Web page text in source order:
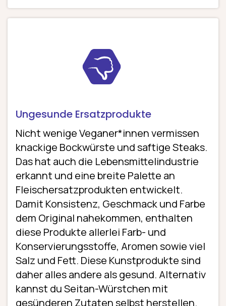
Ungesunde Ersatzprodukte
Nicht wenige Veganer*innen vermissen
knackige Bockwürste und saftige Steaks.
Das hat auch die Lebensmittelindustrie
erkannt und eine breite Palette an
Fleischersatzprodukten entwickelt.
Damit Konsistenz, Geschmack und Farbe
dem Original nahekommen, enthalten
diese Produkte allerlei Farb- und
Konservierungsstoffe, Aromen sowie viel
Salz und Fett. Diese Kunstprodukte sind
daher alles andere als gesund. Alternativ
kannst du Seitan-Würstchen mit
gesünderen Zutaten selbst herstellen.